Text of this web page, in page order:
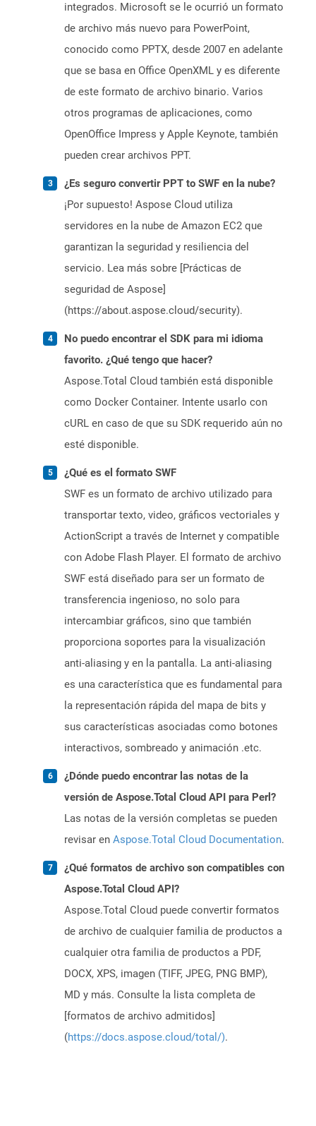
integrados. Microsoft se le ocurrió un formato
de archivo más nuevo para PowerPoint,
conocido como PPTX, desde 2007 en adelante
que se basa en Office OpenXML y es diferente
de este formato de archivo binario. Varios
otros programas de aplicaciones, como
OpenOffice Impress y Apple Keynote, también
pueden crear archivos PPT.
¿Es seguro convertir PPT to SWF en la nube?
¡Por supuesto! Aspose Cloud utiliza
servidores en la nube de Amazon EC2 que
garantizan la seguridad y resiliencia del
servicio. Lea más sobre [Prácticas de
seguridad de Aspose]
(https://about.aspose.cloud/security).
No puedo encontrar el SDK para mi idioma
favorito. ¿Qué tengo que hacer?
Aspose.Total Cloud también está disponible
como Docker Container. Intente usarlo con
cURL en caso de que su SDK requerido aún no
esté disponible.
¿Qué es el formato SWF
SWF es un formato de archivo utilizado para
transportar texto, video, gráficos vectoriales y
ActionScript a través de Internet y compatible
con Adobe Flash Player. El formato de archivo
SWF está diseñado para ser un formato de
transferencia ingenioso, no solo para
intercambiar gráficos, sino que también
proporciona soportes para la visualización
anti-aliasing y en la pantalla. La anti-aliasing
es una característica que es fundamental para
la representación rápida del mapa de bits y
sus características asociadas como botones
interactivos, sombreado y animación .etc.
¿Dónde puedo encontrar las notas de la
versión de Aspose.Total Cloud API para Perl?
Las notas de la versión completas se pueden
revisar en Aspose.Total Cloud Documentation.
¿Qué formatos de archivo son compatibles con
Aspose.Total Cloud API?
Aspose.Total Cloud puede convertir formatos
de archivo de cualquier familia de productos a
cualquier otra familia de productos a PDF,
DOCX, XPS, imagen (TIFF, JPEG, PNG BMP),
MD y más. Consulte la lista completa de
[formatos de archivo admitidos]
(https://docs.aspose.cloud/total/).